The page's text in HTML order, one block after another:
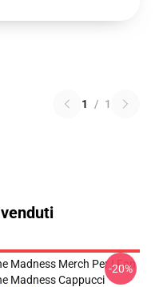
1 / 1
Madness Merch Per I Fan
Madness Cappucci
-20%